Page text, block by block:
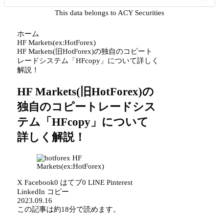
This data belongs to ACY Securities
ホーム
HF Markets(ex:HotForex)
HF Markets(旧HotForex)の独自のコピート
レードシステム「HFcopy」について詳しく
解説！
HF Markets(旧HotForex)の
独自のコピートレードシス
テム「HFcopy」について
詳しく解説！
HF
Markets(ex:HotForex)
X Facebook0 はてブ0 LINE Pinterest
LinkedIn コピー
2023.09.16
この記事は約18分で読めます。